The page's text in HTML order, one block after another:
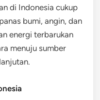
di Indonesia cukup
bumi, angin, dan
energi terbarukan
menuju sumber